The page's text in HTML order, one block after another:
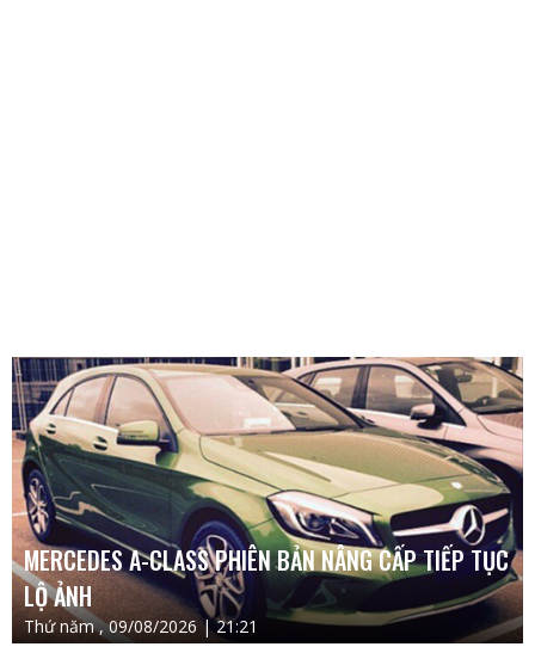
MERCEDES A-CLASS PHIÊN BẢN NÂNG CẤP TIẾP TỤC
LỘ ẢNH
Thứ năm , 09/08/2026 | 21:21